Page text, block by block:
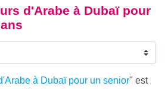
d'Arabe à Dubaï pour
à Dubaï pour un senior" est